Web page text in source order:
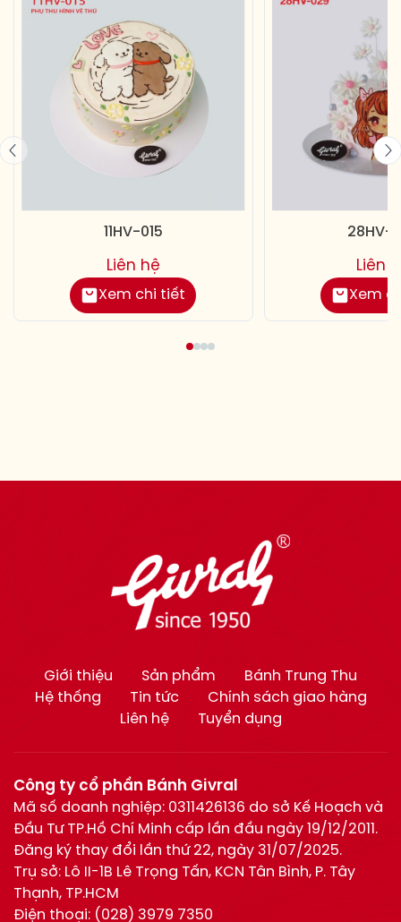
11HV-015
Xem chi tiết
Liên hệ
28HV-
Xem
Liên
Giới thiệu Sản phẩm
Bánh Trung Thu
Hệ thống
Tin tức
Chính sách giao hàng
Liên hệ
Tuyển dụng
Công ty cổ phần Bánh Givral
Mã số doanh nghiệp: 0311426136 do sở Kế Hoạch và
Đầu Tư TP.Hồ Chí Minh cấp lần đầu ngày 19/12/2011.
Đăng ký thay đổi lần thứ 22, ngày 31/07/2025.
Trụ sở: Lô II-1B Lê Trọng Tấn, KCN Tân Bình, P. Tây
Thạnh, TP.HCM
Điện thoại: (028) 3979 7350